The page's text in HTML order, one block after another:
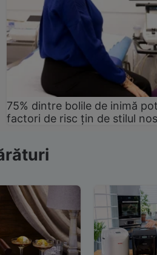
75% dintre bolile de inimă
factori de risc țin de stilul